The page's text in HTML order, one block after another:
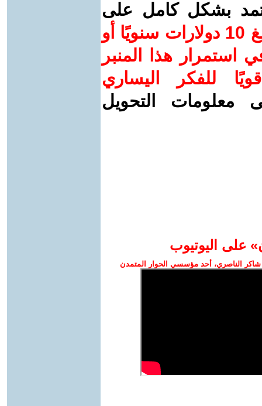
بشكل كامل على
ساهم/ي معنا! بدعمكم بمبلغ 10 دولارات سنويًا أو
استمرار هذا المنبر
للفكر اليساري
معلومات التحويل
على اليوتيوب
الناصري، أحد مؤسسي الحوار المتمدن